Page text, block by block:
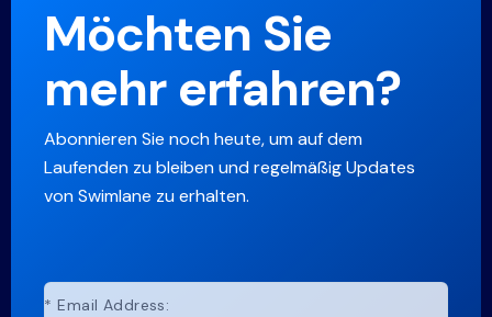
Möchten Sie
mehr erfahren?
Abonnieren Sie noch heute, um auf dem
Laufenden zu bleiben und regelmäßig Updates
von Swimlane zu erhalten.
* Email Address: